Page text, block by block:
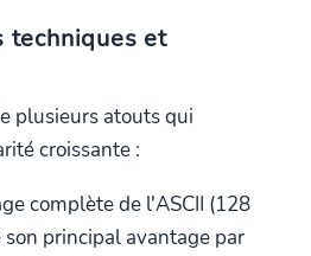
techniques et
plusieurs atouts qui
croissante :
complète de l'ASCII (128
principal avantage par